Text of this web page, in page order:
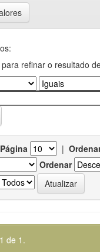
refinar o resultado
|
Ordenar
de 1.